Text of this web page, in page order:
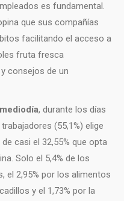
es fundamental.
que sus compañías
facilitando el acceso a
fruta fresca
y consejos de un
, durante los días
(55,1%) elige
casi el 32,55% que opta
Solo el 5,4% de los
el 2,95% por los alimentos
y el 1,73% por la